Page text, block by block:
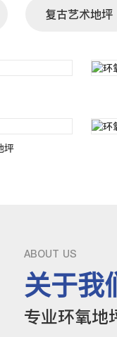
复古艺术地坪
坪
ABOUT US
关于我
专业环氧地